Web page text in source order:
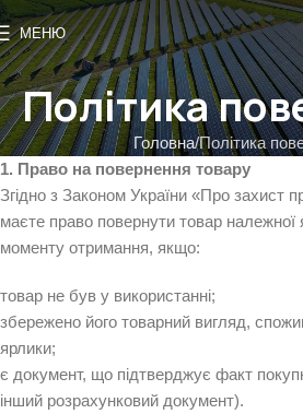
МЕНЮ
Політика
Головна Політика
1. Право на повернення товару
Згідно з Законом України «Про захист
маєте право повернути товар належної
моменту отримання, якщо:
товар не був у використанні;
збережено його товарний вигляд,
ярлики;
є документ, що підтверджує факт
інший розрахунковий документ).